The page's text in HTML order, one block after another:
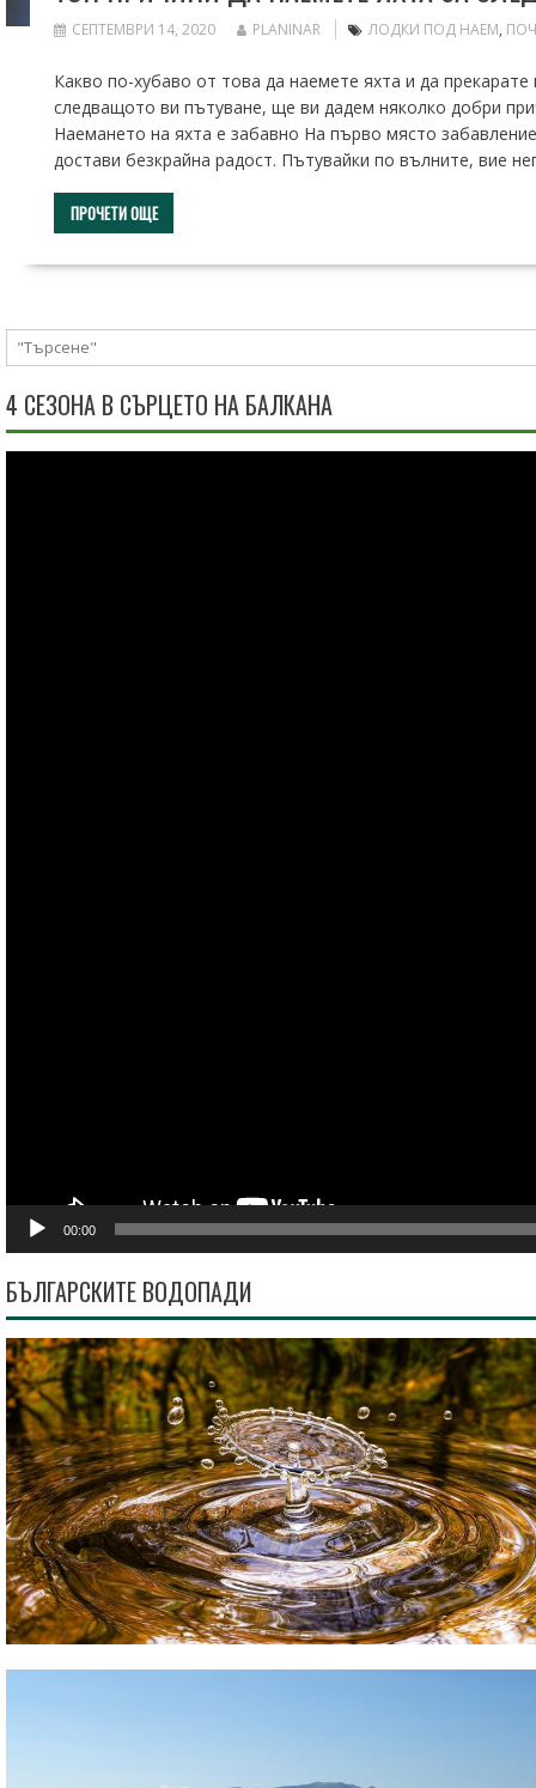
СЕПТЕМВРИ 14, 2020 PLANINAR ЛОДКИ ПОД НАЕМ,
Какво по-хубаво от това да наемете яхта и да
следващото ви пътуване, ще ви дадем няколко добри
Наемането на яхта е забавно На първо място
достави безкрайна радост. Пътувайки по вълните, вие
ПРОЧЕТИ ОЩЕ
4 СЕЗОНА В СЪРЦЕТО НА БАЛКАНА
00:00
БЪЛГАРСКИТЕ ВОДОПАДИ